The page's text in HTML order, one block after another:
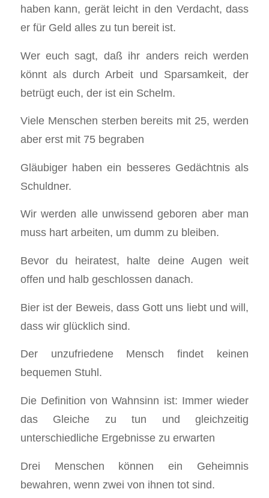
haben kann, gerät leicht in den Verdacht, dass
er für Geld alles zu tun bereit ist.
Wer euch sagt, daß ihr anders reich werden
könnt als durch Arbeit und Sparsamkeit, der
betrügt euch, der ist ein Schelm.
Viele Menschen sterben bereits mit 25, werden
aber erst mit 75 begraben
Gläubiger haben ein besseres Gedächtnis als
Schuldner.
Wir werden alle unwissend geboren aber man
muss hart arbeiten, um dumm zu bleiben.
Bevor du heiratest, halte deine Augen weit
offen und halb geschlossen danach.
Bier ist der Beweis, dass Gott uns liebt und will,
dass wir glücklich sind.
Der unzufriedene Mensch findet keinen
bequemen Stuhl.
Die Definition von Wahnsinn ist: Immer wieder
das Gleiche zu tun und gleichzeitig
unterschiedliche Ergebnisse zu erwarten
Drei Menschen können ein Geheimnis
bewahren, wenn zwei von ihnen tot sind.